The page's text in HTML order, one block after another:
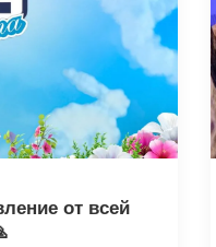
от всей